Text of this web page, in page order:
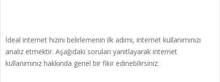
İdeal internet hızını belirlemenin ilk adımı, internet kullanımınızı
analiz etmektir. Aşağıdaki soruları yanıtlayarak internet
kullanımınız hakkında genel bir fikir edinebilirsiniz: